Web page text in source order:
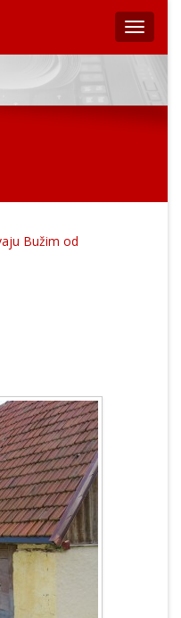
Bužim od